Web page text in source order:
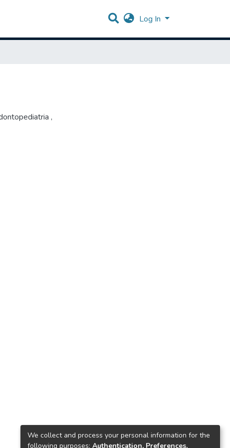
Log In
,
We collect and process your personal information for the
following purposes: Authentication, Preferences,